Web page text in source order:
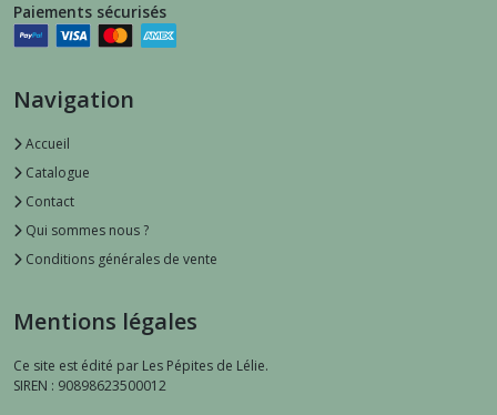
Paiements sécurisés
Navigation
Accueil
Catalogue
Contact
Qui sommes nous ?
Conditions générales de vente
Mentions légales
Ce site est édité par Les Pépites de Lélie.
SIREN : 90898623500012